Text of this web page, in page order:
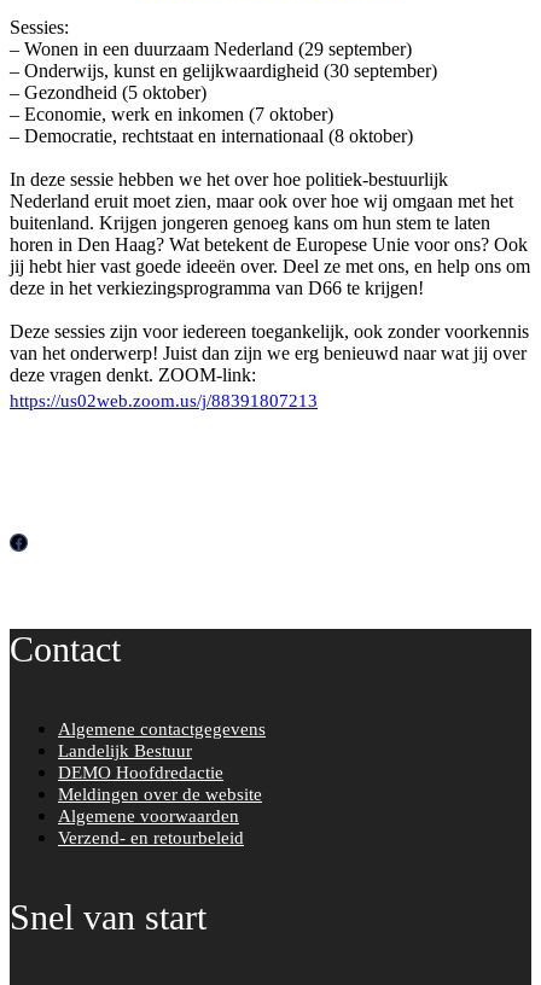
Sessies:
– Wonen in een duurzaam Nederland (29 september)
– Onderwijs, kunst en gelijkwaardigheid (30 september)
– Gezondheid (5 oktober)
– Economie, werk en inkomen (7 oktober)
– Democratie, rechtstaat en internationaal (8 oktober)
In deze sessie hebben we het over hoe politiek-bestuurlijk
Nederland eruit moet zien, maar ook over hoe wij omgaan met het
buitenland. Krijgen jongeren genoeg kans om hun stem te laten
horen in Den Haag? Wat betekent de Europese Unie voor ons? Ook
jij hebt hier vast goede ideeën over. Deel ze met ons, en help ons om
deze in het verkiezingsprogramma van D66 te krijgen!
Deze sessies zijn voor iedereen toegankelijk, ook zonder voorkennis
van het onderwerp! Juist dan zijn we erg benieuwd naar wat jij over
deze vragen denkt. ZOOM-link:
https://us02web.zoom.us/j/88391807213
F
e
Contact
Algemene contactgegevens
Landelijk Bestuur
DEMO Hoofdredactie
Meldingen over de website
Algemene voorwaarden
Verzend- en retourbeleid
Snel van start